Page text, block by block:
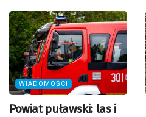
WIADOMOŚCI
Powiat puławski: las i